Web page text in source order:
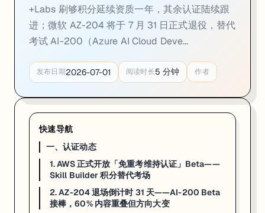
：证书原本要到期、但手头项目太忙没时间备考原题库的人。
来源： AWS Training and Certification Blog — A new way to
2. AZ-204 退场倒计时 31 天——AI-200 Beta 接棒，60% 内
一句话
：微软 Azure 开发者认证 AZ-204 将于 2026 年 7 月 31 日终
微软已正式确认
Exam AZ-204: Developing Solutions for
替代考试 AI-200 当前状态
AI-200: Developing AI Cloud Solutions on Azure
Microsoft Certified: Azure AI Cloud Developer Associate
Beta（不立即出分，不提供官方练习题）
AI-200T 现已上线；AZ-204T 于 2026 年 5 月 29 日停止接
+Labs 刷够积分延续资质一年，其余认证陆续跟
进；微软 AZ-204 将于 7 月 31 日正式退役，替代
考试 AI-200（Azure AI Cloud Deve...
发布日期2026-07-01 阅读时长5 分钟 作者
快速导航
一、认证动态
1. AWS 正式开放「免重考维持认证」Beta——
Skill Builder 积分替代考场
2. AZ-204 退场倒计时 31 天——AI-200 Beta
接棒，60% 内容重叠但方向大变